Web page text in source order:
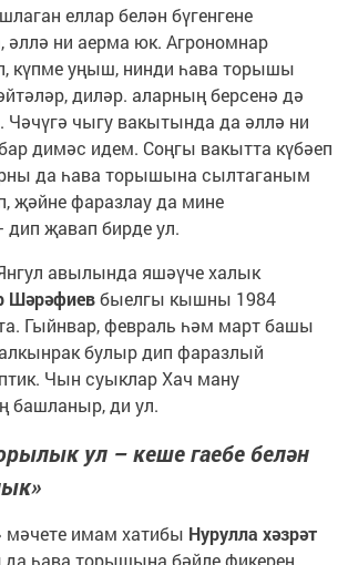
еллар белән бүгенгене
ни аерма юк. Агрономнар
күпме уңыш, нинди һава торышы
диләр. аларның берсенә дә
чыгу вакытында да әллә ни
димәс идем. Соңгы вакытта күбәеп
да һава торышына сылтаганым
җәйне фаразлау да мине
җавап бирде ул.
авылында яшәүче халык
Шәрәфиевбыелгы кышны 1984
Гыйнвар, февраль һәм март башы
булыр дип фаразлый
Чын суыклар Хач ману
башланыр, ди ул.
ул – кеше гаебе белән
мәчете имам хатибы Нурулла хәзрәт
да һава торышына бәйле фикерен